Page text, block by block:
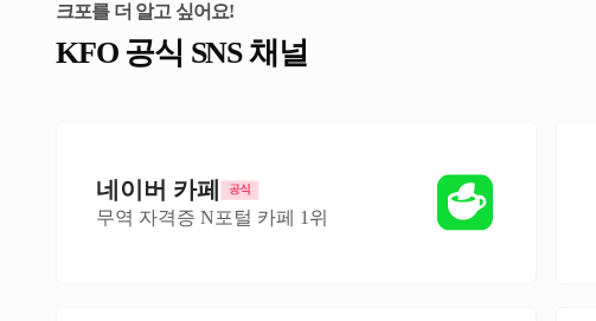
크포를 더 알고 싶어요!
KFO 공식 SNS 채널
네이버 카페
무역 자격증 N포털 카페 1위